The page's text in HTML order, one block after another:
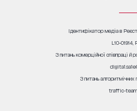
Ідентифікатор медіа в
L10-01914,
З питань комерційної співпраці
З питань
traffic-